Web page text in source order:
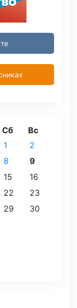
Сб Вс
1
2
8
9
15
16
22
23
29
30